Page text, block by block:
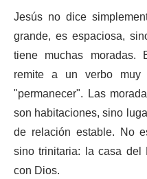
Jesús no dice
grande, es espaciosa,
tiene muchas
remite a un verbo
"permanecer". Las
son habitaciones, sino
de relación estable. No
sino trinitaria: la casa
con Dios.